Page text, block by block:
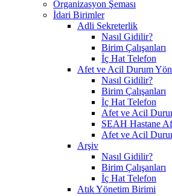
Organizasyon Şeması
İdari Birimler
Adli Sekreterlik
Nasıl Gidilir?
Birim Çalışanları
İç Hat Telefon
Afet ve Acil Durum
Nasıl Gidilir?
Birim Çalışanları
İç Hat Telefon
Afet ve Acil
SEAH Hastane
Afet ve Acil
Arşiv
Nasıl Gidilir?
Birim Çalışanları
İç Hat Telefon
Atık Yönetim Birimi